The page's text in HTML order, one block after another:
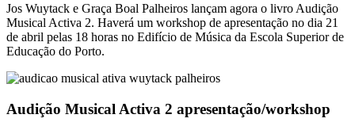
Jos Wuytack e Graça Boal Palheiros lançam agora o livro Audição
Musical Activa 2. Haverá um workshop de apresentação no dia 21
de abril pelas 18 horas no Edifício de Música da Escola Superior de
Educação do Porto.
Audição Musical Activa 2 apresentação/workshop